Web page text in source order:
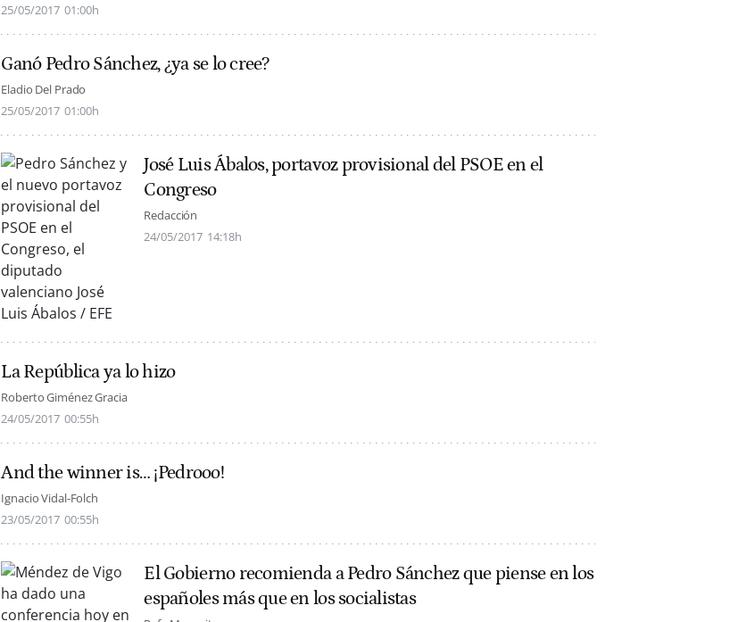
25/05/2017 01:00h
Ganó Pedro Sánchez, ¿ya se lo cree?
Eladio Del Prado
25/05/2017 01:00h
José Luis Ábalos, portavoz provisional del PSOE en el
Congreso
Redacción
24/05/2017 14:18h
La República ya lo hizo
Roberto Giménez Gracia
24/05/2017 00:55h
And the winner is… ¡Pedrooo!
Ignacio Vidal-Folch
23/05/2017 00:55h
El Gobierno recomienda a Pedro Sánchez que piense en los
españoles más que en los socialistas